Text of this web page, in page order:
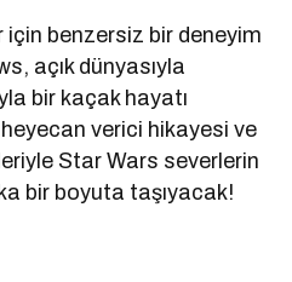
için benzersiz bir deneyim
açık dünyasıyla
bir kaçak hayatı
verici hikayesi ve
Star Wars severlerin
bir boyuta taşıyacak!